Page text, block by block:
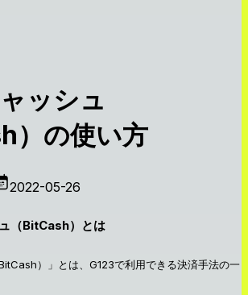
ッシュ
）の使い方
2022-05-26
（BitCash）とは
）」とは、G123で利用できる決済手法の一